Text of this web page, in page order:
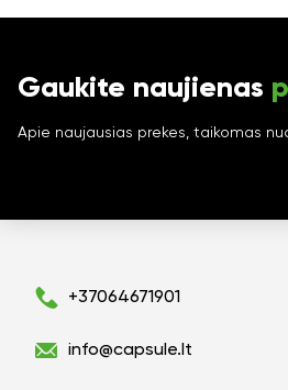
Gaukite naujienas
Apie naujausias prekes, taikomas
+37064671901
info@capsule.lt